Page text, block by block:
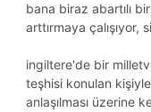
bana biraz abartılı
arttırmaya
i̇ngiltere'de bir
teşhisi konulan kişiyle
anlaşılması üzerine